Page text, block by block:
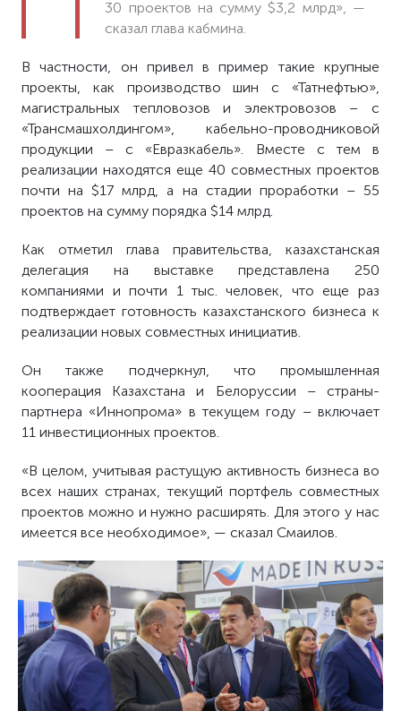
30 проектов на сумму $3,2 млрд», —
сказал глава кабмина.
В частности, он привел в пример такие крупные
проекты, как производство шин с «Татнефтью»,
магистральных тепловозов и электровозов – с
«Трансмашхолдингом», кабельно-проводниковой
продукции – с «Евразкабель». Вместе с тем в
реализации находятся еще 40 совместных проектов
почти на $17 млрд, а на стадии проработки – 55
проектов на сумму порядка $14 млрд.
Как отметил глава правительства, казахстанская
делегация на выставке представлена 250
компаниями и почти 1 тыс. человек, что еще раз
подтверждает готовность казахстанского бизнеса к
реализации новых совместных инициатив.
Он также подчеркнул, что промышленная
кооперация Казахстана и Белоруссии – страны-
партнера «Иннопрома» в текущем году – включает
11 инвестиционных проектов.
«В целом, учитывая растущую активность бизнеса во
всех наших странах, текущий портфель совместных
проектов можно и нужно расширять. Для этого у нас
имеется все необходимое», — сказал Смаилов.